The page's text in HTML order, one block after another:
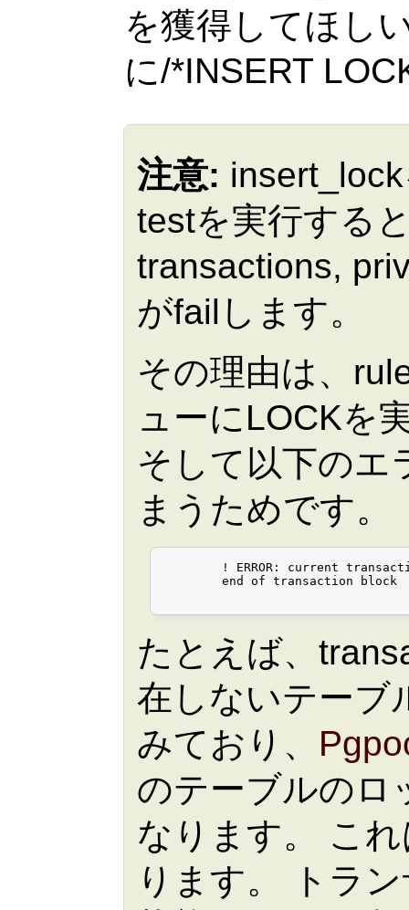
を獲得してほし
に/*INSERT
注意:
testを実行する
transactions,
がfailします。
その理由は、
ューにLOCKを
そして以下のエ
まうためです。
たとえば、
在しないテーブ
みており、
のテーブルのロ
なります。 こ
ります。 トラ